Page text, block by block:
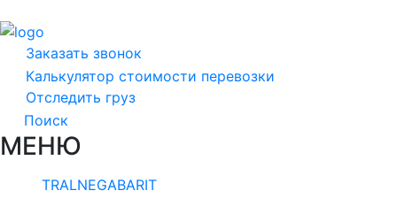
Заказать звонок
Калькулятор стоимости перевозки
Отследить груз
Поиск
МЕНЮ
TRALNEGABARIT